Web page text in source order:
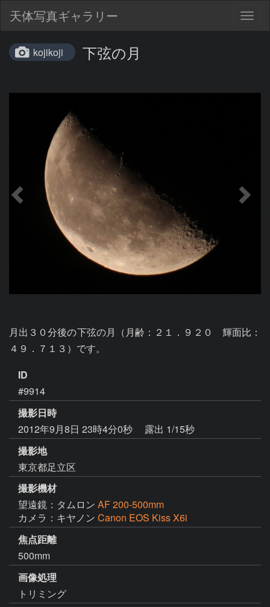
天体写真ギャラリー
kojikoji 下弦の月
月出３０分後の下弦の月（月齢：２１．９２０　輝面比：
４９．７１３）です。
ID
#9914
撮影日時
2012年9月8日 23時4分0秒
露出 1/15秒
撮影地
東京都足立区
撮影機材
望遠鏡：タムロン AF 200-500mm
カメラ：キヤノン Canon EOS Kiss X6i
焦点距離
500mm
画像処理
トリミング